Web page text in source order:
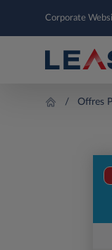
Corporate
Offres